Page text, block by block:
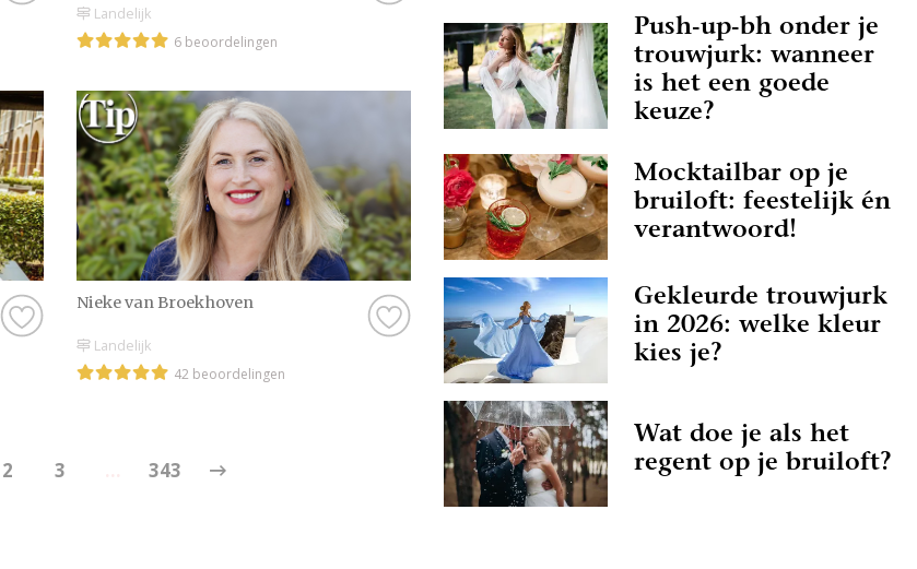
Landelijk
6 beoordelingen
Nieke van Broekhoven
Landelijk
42 beoordelingen
2 3 343
Push-up-bh onder je
trouwjurk: wanneer
is het een goede
keuze?
Mocktailbar op je
bruiloft: feestelijk én
verantwoord!
Gekleurde trouwjurk
in 2026: welke kleur
kies je?
Wat doe je als het
regent op je bruiloft?